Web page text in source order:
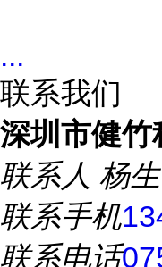
...
联系我们
深圳市健竹
联系人 杨生
联系手机
联系电话